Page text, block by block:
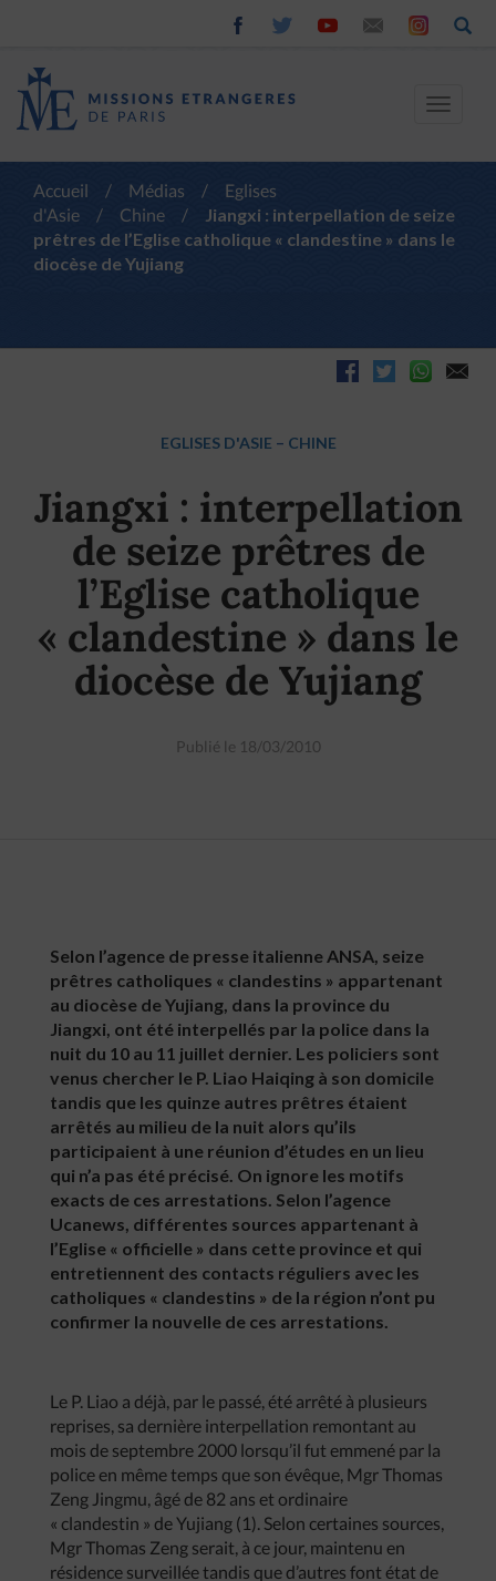
Toggle
Accueil / Médias /
Eglises
d'Asie
/ Chine /
Jiangxi : interpellation de seize
prêtres de l’Eglise catholique « clandestine » dans le
diocèse de Yujiang
EGLISES D'ASIE – CHINE
Jiangxi : interpellation
de seize prêtres de
l’Eglise catholique
« clandestine » dans le
diocèse de Yujiang
Publié le 18/03/2010
Selon l’agence de presse italienne ANSA, seize
prêtres catholiques « clandestins » appartenant
au diocèse de Yujiang, dans la province du
Jiangxi, ont été interpellés par la police dans la
nuit du 10 au 11 juillet dernier. Les policiers sont
venus chercher le P. Liao Haiqing à son domicile
tandis que les quinze autres prêtres étaient
arrêtés au milieu de la nuit alors qu’ils
participaient à une réunion d’études en un lieu
qui n’a pas été précisé. On ignore les motifs
exacts de ces arrestations. Selon l’agence
Ucanews, différentes sources appartenant à
l’Eglise « officielle » dans cette province et qui
entretiennent des contacts réguliers avec les
catholiques « clandestins » de la région n’ont pu
confirmer la nouvelle de ces arrestations.
Le P. Liao a déjà, par le passé, été arrêté à plusieurs
reprises, sa dernière interpellation remontant au
mois de septembre 2000 lorsqu’il fut emmené par la
police en même temps que son évêque, Mgr Thomas
Zeng Jingmu, âgé de 82 ans et ordinaire
« clandestin » de Yujiang (1). Selon certaines sources,
Mgr Thomas Zeng serait, à ce jour, maintenu en
résidence surveillée tandis que d’autres font état de